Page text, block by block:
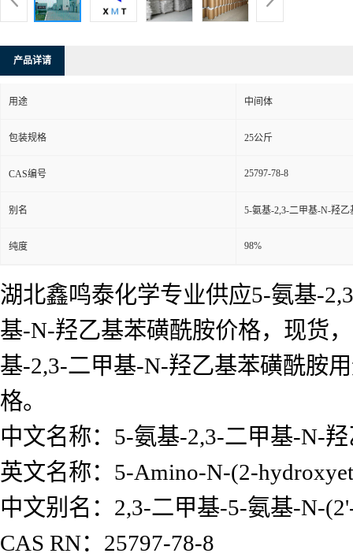
产品详请
用途 中间体
包装规格 25公斤
CAS编号 25797-78-8
别名 5-氨基-2,3-二甲基-N-羟乙
纯度 98%
湖北鑫鸣泰化学专业供应5-氨基-
基-N-羟乙基苯磺酰胺价格，现货
基-2,3-二甲基-N-羟乙基苯磺酰胺
格。
中文名称：5-氨基-2,3-二甲基-N-
英文名称：5-Amino-N-(2-
中文别名：2,3-二甲基-5-氨基-N-
CAS RN：25797-78-8